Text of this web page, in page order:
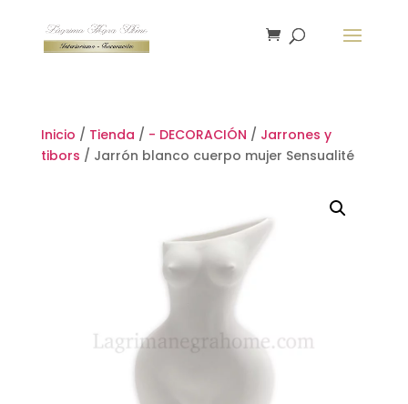
Inicio / Tienda / - DECORACIÓN / Jarrones y
tibors / Jarrón blanco cuerpo mujer Sensualité